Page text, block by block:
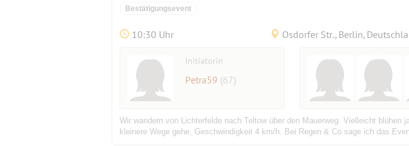
Bestätigungsevent
10:30 Uhr Osdorfer Str., Berlin,
Initiatorin
Petra59 (67)
Wir wandern von Lichterfelde nach Teltow über den Mauerweg. Vielleicht
kleinere Wege gehe, Geschwindigkeit 4 km/h. Bei Regen & Co sage ich das